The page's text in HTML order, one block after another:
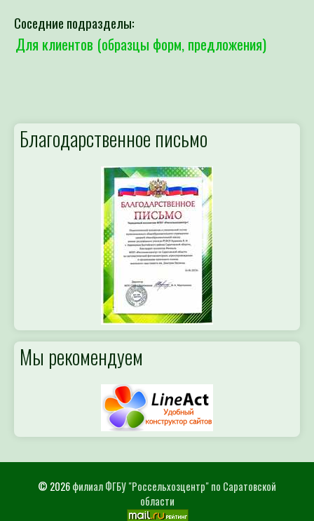
Соседние подразделы:
Для клиентов (образцы форм, предложения)
Благодарственное письмо
Мы рекомендуем
© 2026филиал ФГБУ "Россельхозцентр" по Саратовской
области